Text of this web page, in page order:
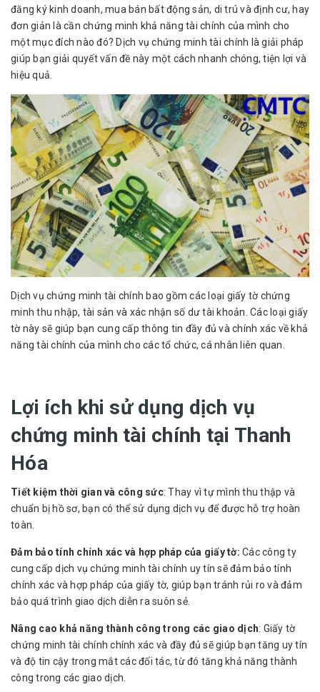
đăng ký kinh doanh, mua bán bất động sản, di trú và định cư, hay
đơn giản là cần chứng minh khả năng tài chính của mình cho
một mục đích nào đó? Dịch vụ chứng minh tài chính là giải pháp
giúp bạn giải quyết vấn đề này một cách nhanh chóng, tiện lợi và
hiệu quả.
Dịch vụ chứng minh tài chính bao gồm các loại giấy tờ chứng
minh thu nhập, tài sản và xác nhận số dư tài khoản. Các loại giấy
tờ này sẽ giúp bạn cung cấp thông tin đầy đủ và chính xác về khả
năng tài chính của mình cho các tổ chức, cá nhân liên quan.
Lợi ích khi sử dụng dịch vụ
chứng minh tài chính tại Thanh
Hóa
Tiết kiệm thời gian và công sức: Thay vì tự mình thu thập và
chuẩn bị hồ sơ, bạn có thể sử dụng dịch vụ để được hỗ trợ hoàn
toàn.
Đảm bảo tính chính xác và hợp pháp của giấy tờ: Các công ty
cung cấp dịch vụ chứng minh tài chính uy tín sẽ đảm bảo tính
chính xác và hợp pháp của giấy tờ, giúp bạn tránh rủi ro và đảm
bảo quá trình giao dịch diễn ra suôn sẻ.
Nâng cao khả năng thành công trong các giao dịch: Giấy tờ
chứng minh tài chính chính xác và đầy đủ sẽ giúp bạn tăng uy tín
và độ tin cậy trong mắt các đối tác, từ đó tăng khả năng thành
công trong các giao dịch.